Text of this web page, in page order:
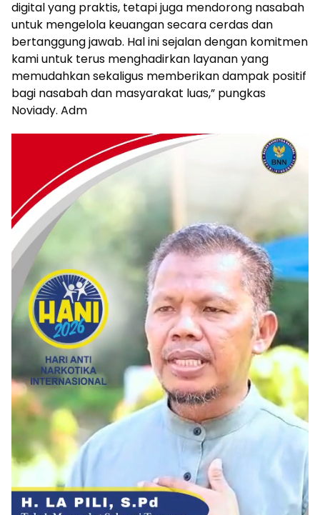
digital yang praktis, tetapi juga mendorong nasabah
untuk mengelola keuangan secara cerdas dan
bertanggung jawab. Hal ini sejalan dengan komitmen
kami untuk terus menghadirkan layanan yang
memudahkan sekaligus memberikan dampak positif
bagi nasabah dan masyarakat luas,” pungkas
Noviady. Adm